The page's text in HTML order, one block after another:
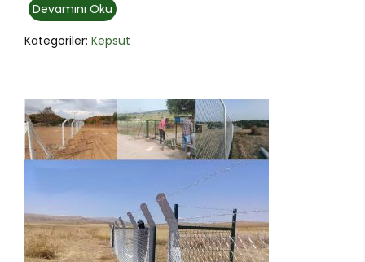
Devamını Oku
Kategoriler: Kepsut